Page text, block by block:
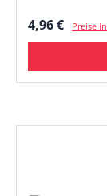
Regulärer
4,96 € Preise